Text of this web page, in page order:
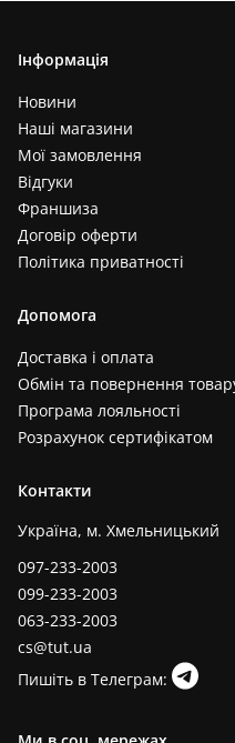
Інформація
Новини
Наші магазини
Мої замовлення
Відгуки
Франшиза
Договір оферти
Політика приватності
Допомога
Доставка і оплата
Обмін та повернення
Програма лояльності
Розрахунок сертифікатом
Контакти
Україна, м. Хмельницький
097-233-2003
099-233-2003
063-233-2003
cs@tut.ua
Пишіть в Телеграм: